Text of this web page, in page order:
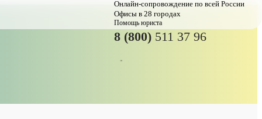
Онлайн-сопровождение по всей России
Офисы в 28 городах
Помощь юриста
8 (800) 511 37 96